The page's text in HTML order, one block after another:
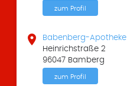
zum Profil

Babenberg-Apotheke
Heinrichstraße 2
96047 Bamberg
zum Profil